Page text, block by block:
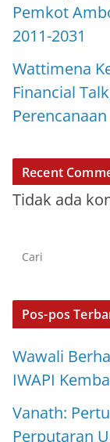
Pemkot
2011-2031
Wattimena
Financial
Recent
Tidak ada
Pos-pos
Wawali
IWAPI
Vanath:
Perputaran